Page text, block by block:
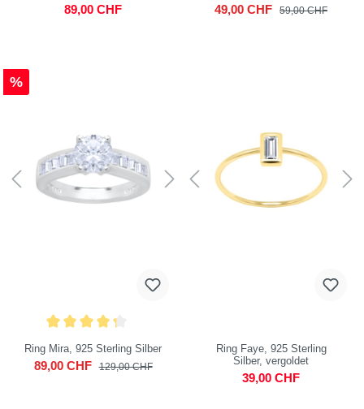
89,00 CHF 49,00 CHF 59,00 CHF
%
Ring Mira, 925 Sterling Silber
89,00 CHF 129,00 CHF
Ring Faye, 925 Sterling
Silber, vergoldet
39,00 CHF